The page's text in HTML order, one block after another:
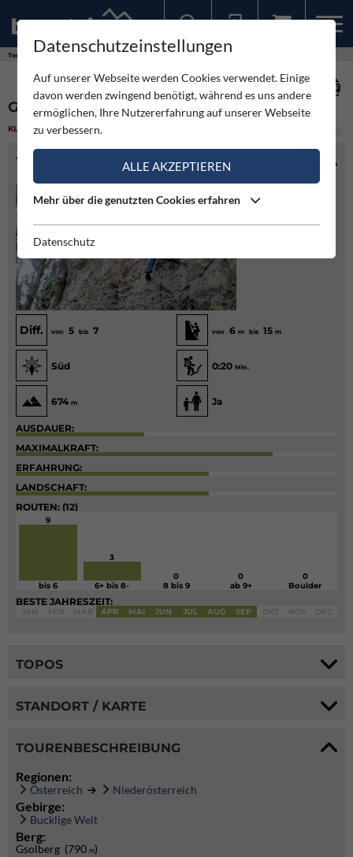
Touren
GSOLBERG - SCHEIBLINGKIRCHEN
KLETTERGARTEN
TOURENINFO
Diff. von 5 bis 7 von 6 m bis 15 m
Süd 0:20 Min.
674 m Ja
AUSDAUER:
MAXIMALKRAFT:
ERFAHRUNG:
LANDSCHAFT:
ROUTEN: (12)
9
bis 6
3
6+ bis 8-
0
8 bis 9
0
ab 9+
0
Boulder
BESTE JAHRESZEIT:
APR MAI JUN JUL AUG SEP
TOPOS
STANDORT / KARTE
TOURENBESCHREIBUNG
Regionen:
Österreich Niederösterreich
Gebirge:
Bucklige Welt
Berg:
Gsolberg (790 m)
Datenschutzeinstellungen
Auf unserer Webseite werden Cookies verwendet. Einige
davon werden zwingend benötigt, während es uns andere
ermöglichen, Ihre Nutzererfahrung auf unserer Webseite
zu verbessern.
ALLE AKZEPTIEREN
Mehr über die genutzten Cookies erfahren
Datenschutz